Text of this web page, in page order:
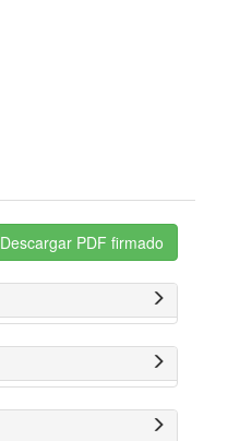
Descargar PDF firmado